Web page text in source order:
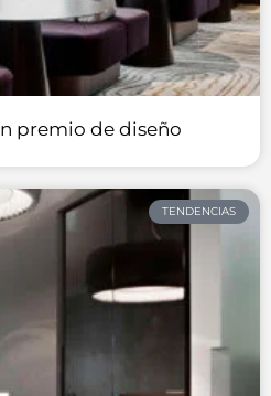
premio de diseño
TENDENCIAS